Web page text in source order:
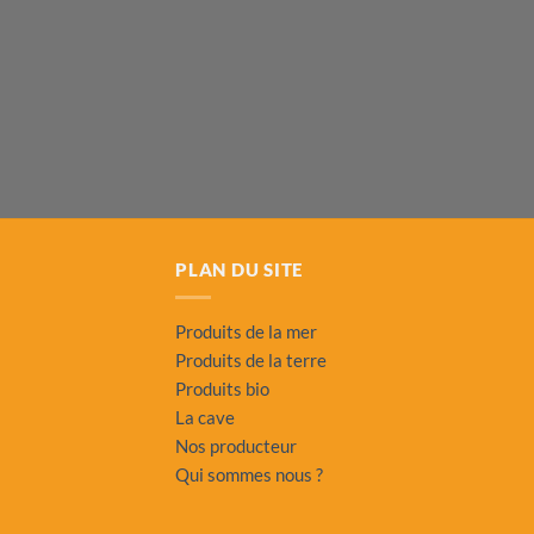
PLAN DU SITE
Produits de la mer
Produits de la terre
Produits bio
La cave
Nos producteur
Qui sommes nous ?